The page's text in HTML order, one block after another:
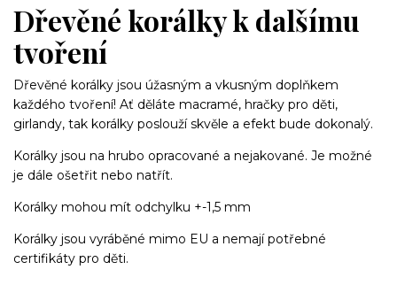
Dřevěné korálky k dalšímu
tvoření
Dřevěné korálky jsou úžasným a vkusným doplňkem
každého tvoření! Ať děláte macramé, hračky pro děti,
girlandy, tak korálky poslouží skvěle a efekt bude dokonalý.
Korálky jsou na hrubo opracované a nejakované. Je možné
je dále ošetřit nebo natřít.
Korálky mohou mít odchylku +-1,5 mm
Korálky jsou vyráběné mimo EU a nemají potřebné
certifikáty pro děti.